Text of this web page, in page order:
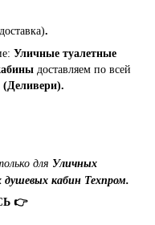
.
Уличные туалетные
доставляем по всей
для Уличных
душевых кабин Техпром.
👉